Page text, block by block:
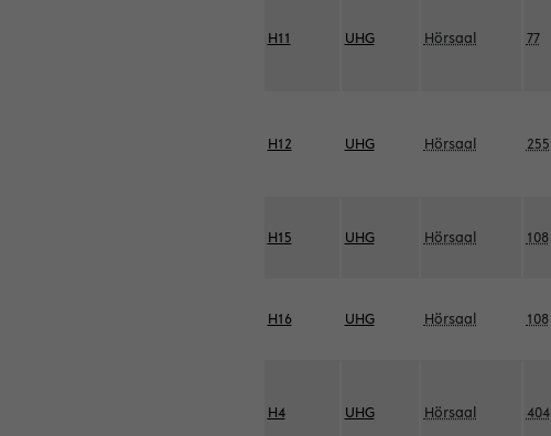
H11 UHG Hörsaal 77
H12 UHG Hörsaal 255
H15 UHG Hörsaal 108
H16 UHG Hörsaal 108
H4 UHG Hörsaal 404